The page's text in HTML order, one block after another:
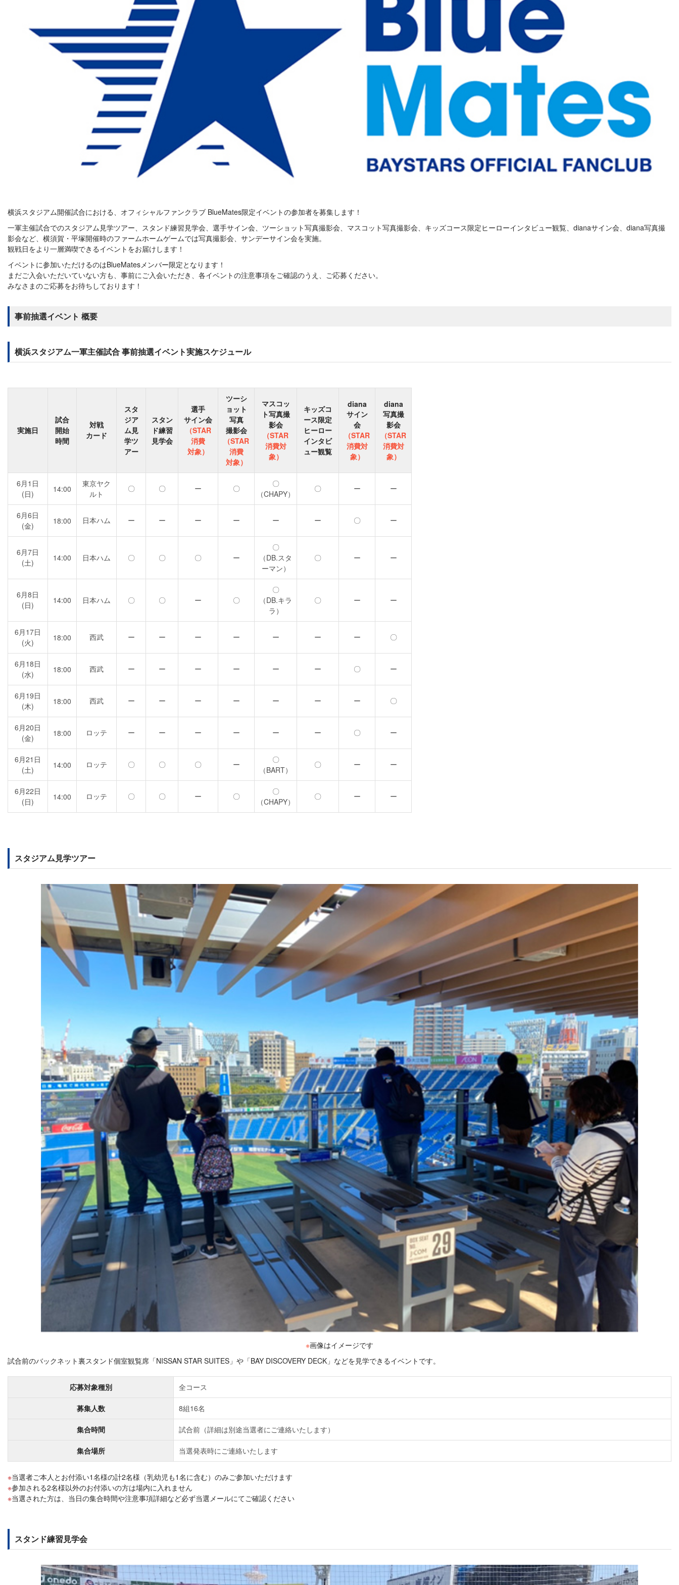
横浜スタジアム開催試合における、オフィシャルファンクラブ BlueMates限定イベントの参加者を募集します！
一軍主催試合でのスタジアム見学ツアー、スタンド練習見学会、選手サイン会、ツーショット写真撮影会、マスコット写真撮影会、キッズコース限定ヒーローインタビュー観覧、dianaサイン会、diana写真撮
影会など、横須賀・平塚開催時のファームホームゲームでは写真撮影会、サンデーサイン会を実施。
観戦日をより一層満喫できるイベントをお届けします！
イベントに参加いただけるのはBlueMatesメンバー限定となります！
まだご入会いただいていない方も、事前にご入会いただき、各イベントの注意事項をご確認のうえ、ご応募ください。
みなさまのご応募をお待ちしております！
事前抽選イベント 概要
横浜スタジアム一軍主催試合 事前抽選イベント実施スケジュール
実施日
試合
開始
時間
対戦
カード
スタ
ジア
ム見
学ツ
アー
スタン
ド練習
見学会
選手
サイン会
（STAR
消費
対象）
ツーシ
ョット
写真
撮影会
（STAR
消費
対象）
マスコッ
ト写真撮
影会
（STAR
消費対
象）
キッズコ
ース限定
ヒーロー
インタビ
ュー観覧
diana
サイン
会
（STAR
消費対
象）
diana
写真撮
影会
（STAR
消費対
象）
6月1日
(日)
14:00
東京ヤク
ルト
〇 〇 ー 〇
〇
（CHAPY）
〇 ー ー
6月6日
(金)
18:00 日本ハム ー ー ー ー ー ー 〇 ー
6月7日
(土)
14:00 日本ハム 〇 〇 〇 ー
〇
（DB.スタ
ーマン）
〇 ー ー
6月8日
(日)
14:00 日本ハム 〇 〇 ー 〇
〇
（DB.キラ
ラ）
〇 ー ー
6月17日
(火)
18:00 西武 ー ー ー ー ー ー ー 〇
6月18日
(水)
18:00 西武 ー ー ー ー ー ー 〇 ー
6月19日
(木)
18:00 西武 ー ー ー ー ー ー ー 〇
6月20日
(金)
18:00 ロッテ ー ー ー ー ー ー 〇 ー
6月21日
(土)
14:00 ロッテ 〇 〇 〇 ー
〇
（BART）
〇 ー ー
6月22日
(日)
14:00 ロッテ 〇 〇 ー 〇
〇
（CHAPY）
〇 ー ー
スタジアム見学ツアー
※画像はイメージです
試合前のバックネット裏スタンド個室観覧席「NISSAN STAR SUITES」や「BAY DISCOVERY DECK」などを見学できるイベントです。
応募対象種別 全コース
募集人数 8組16名
集合時間 試合前（詳細は別途当選者にご連絡いたします）
集合場所 当選発表時にご連絡いたします
当選者ご本人とお付添い1名様の計2名様（乳幼児も1名に含む）のみご参加いただけます
参加される2名様以外のお付添いの方は場内に入れません
当選された方は、当日の集合時間や注意事項詳細など必ず当選メールにてご確認ください
スタンド練習見学会